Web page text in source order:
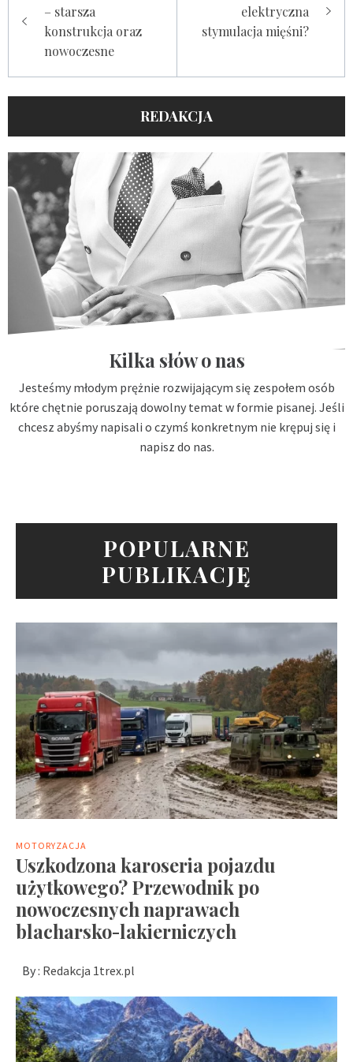
– starsza
konstrukcja oraz
nowoczesne
elektryczna
stymulacja mięśni?
REDAKCJA
Kilka słów o nas
Jesteśmy młodym prężnie rozwijającym się zespołem osób
które chętnie poruszają dowolny temat w formie pisanej. Jeśli
chcesz abyśmy napisali o czymś konkretnym nie krępuj się i
napisz do nas.
POPULARNE
PUBLIKACJĘ
MOTORYZACJA
Uszkodzona karoseria pojazdu
użytkowego? Przewodnik po
nowoczesnych naprawach
blacharsko-lakierniczych
By : Redakcja 1trex.pl